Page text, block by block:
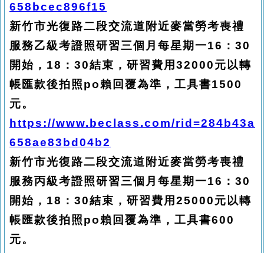
658bcec896f15
新竹市光復路二段交流道附近麥當勞考喪禮
服務乙級考證照研習三個月每星期一16：30
開始，18：30結束，研習費用32000元以轉
帳匯款後拍照po賴回覆為準，工具書1500
元。
https://www.beclass.com/rid=284b43a
658ae83bd04b2
新竹市光復路二段交流道附近麥當勞考喪禮
服務丙級考證照研習三個月每星期一16：30
開始，18：30結束，研習費用25000元以轉
帳匯款後拍照po賴回覆為準，工具書600
元。